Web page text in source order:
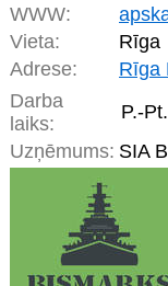
WWW:
Vieta:
Rīga
Adrese:
Rīga
Darba
laiks:
P.-Pt.
Uzņēmums: SIA